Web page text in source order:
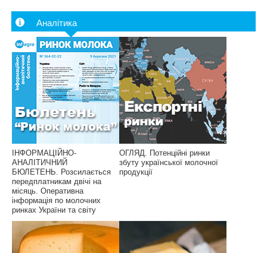
Аналітика
ІНФОРМАЦІЙНО-
АНАЛІТИЧНИЙ
БЮЛЕТЕНЬ. Розсилається
передплатникам двічі на
місяць. Оперативна
інформація по молочних
ринках України та світу
ОГЛЯД. Потенційні ринки
збуту української молочної
продукції